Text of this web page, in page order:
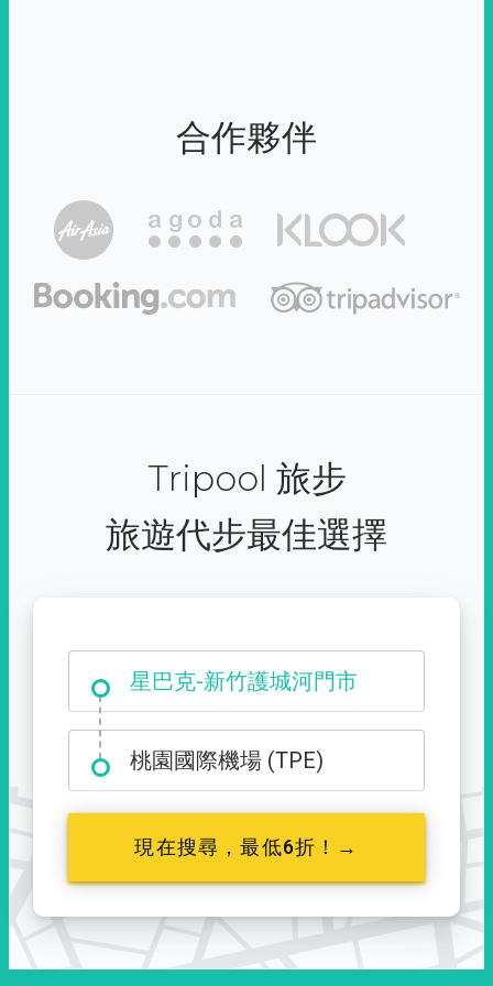
合作夥伴
Tripool 旅步
旅遊代步最佳選擇
大霸尖山登山口
桃園國際機場 (TPE)
現在搜尋，最低6折！→